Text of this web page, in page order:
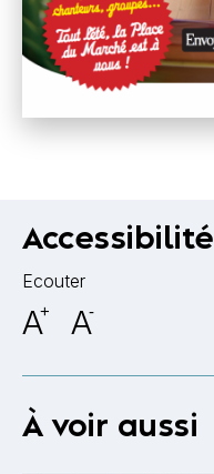
Accessibilité
Ecouter
A+ A-
À voir aussi